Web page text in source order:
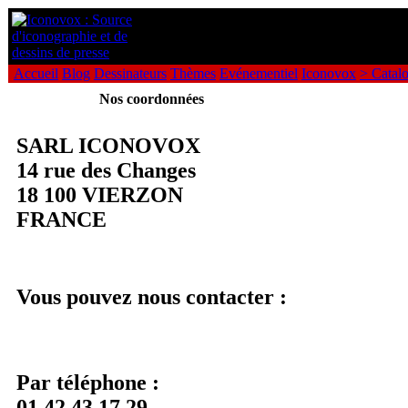
Accueil Blog Dessinateurs Thèmes Evénementiel Iconovox >
Nos coordonnées
SARL ICONOVOX
14 rue des Changes
18 100 VIERZON
FRANCE
Vous pouvez nous contacter :
Par téléphone :